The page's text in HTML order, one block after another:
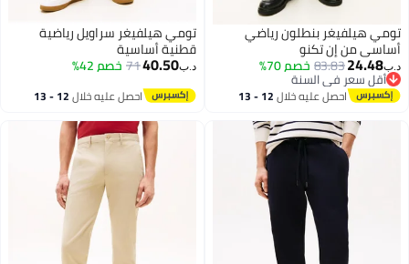
تومي هيلفيغر بنطلون رياضي
أساسي من إن تكنو
د.ب‏24.48
83.83خصم 70%
أقل سعر في السنة
أقل سعر في السنة
احصل عليه خلال 12 - 13
تومي هيلفيغر سراويل رياضية
قطنية أساسية
د.ب‏40.50
71 خصم 42%
احصل عليه خلال 12 - 13